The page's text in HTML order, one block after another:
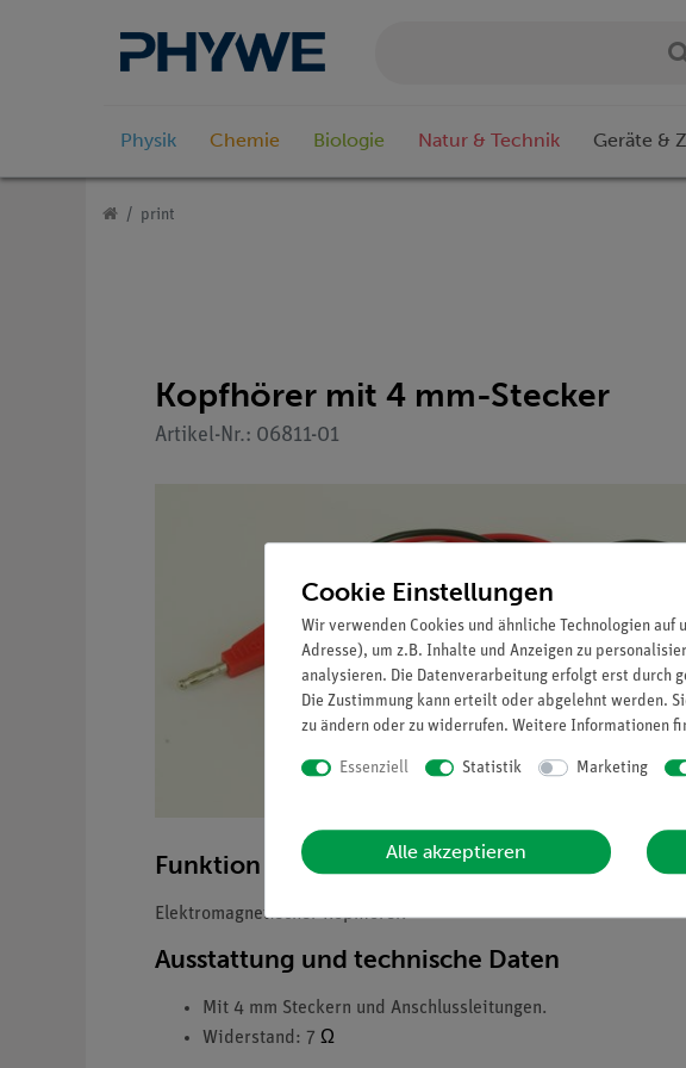
Physik Chemie Biologie Natur & Technik Geräte &
print
Kopfhörer mit 4 mm-Stecker
Artikel-Nr.: 06811-01
Funktion und Verwendung
Elektromagnetischer Kopfhörer.
Ausstattung und technische Daten
Mit 4 mm Steckern und Anschlussleitungen.
Widerstand: 7 Ω
Cookie Einstellungen
Wir verwenden Cookies und ähnliche Technologien
Adresse), um z.B. Inhalte und Anzeigen zu
analysieren. Die Datenverarbeitung erfolgt erst durch
Die Zustimmung kann erteilt oder abgelehnt werden.
zu ändern oder zu widerrufen. Weitere Informationen
Essenziell Statistik Marketing
Alle akzeptieren